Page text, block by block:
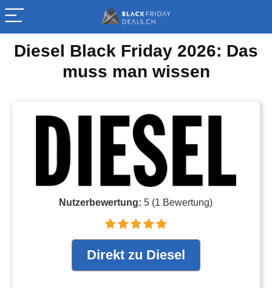
Diesel Black Friday 2026: Das
muss man wissen
Nutzerbewertung:5 (1 Bewertung)
Direkt zu Diesel